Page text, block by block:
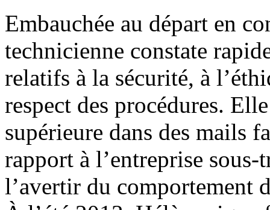
Embauchée au départ en
technicienne constate
relatifs à la sécurité, à
respect des procédures.
supérieure dans des mails
rapport à l’entreprise
l’avertir du comportement